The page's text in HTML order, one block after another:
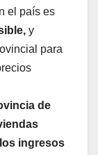
el país es
y
para
de
ingresos